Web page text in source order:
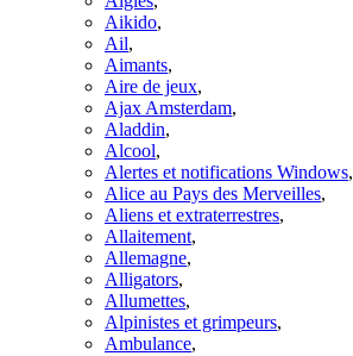
Aikido,
Ail,
Aimants,
Aire de jeux,
Ajax Amsterdam,
Aladdin,
Alcool,
Alertes et notifications Windows,
Alice au Pays des Merveilles,
Aliens et extraterrestres,
Allaitement,
Allemagne,
Alligators,
Allumettes,
Alpinistes et grimpeurs,
Ambulance,